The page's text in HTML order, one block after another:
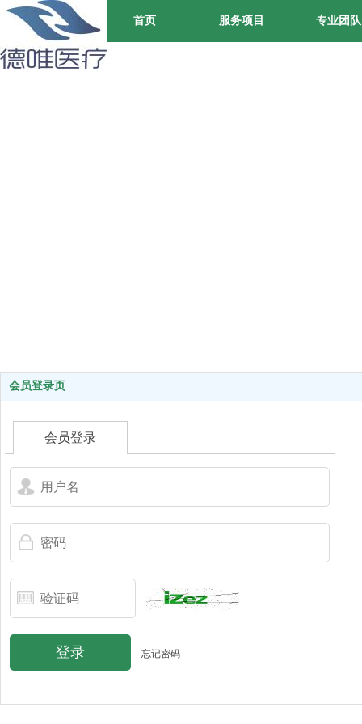
首页 服务项目 专业团队
会员登录页
会员登录
登录 忘记密码